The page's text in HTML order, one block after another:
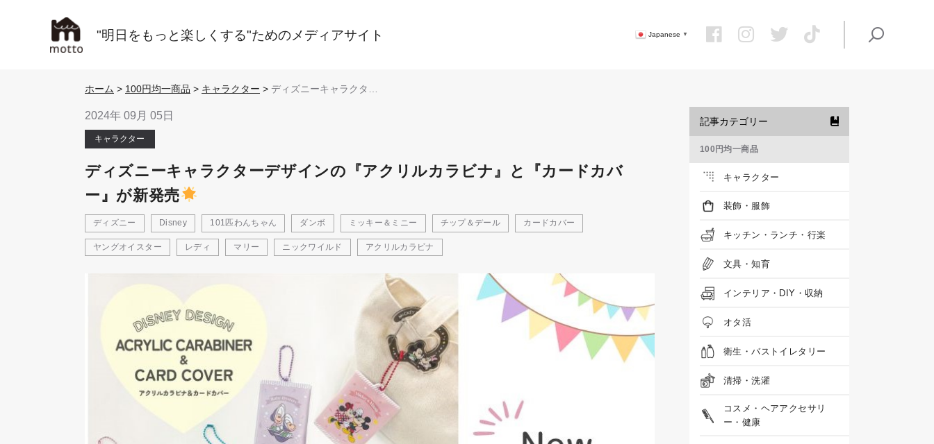
"明日をもっと楽しくする"ためのメディアサイト Japanese ▼
ホーム > 100円均一商品 > キャラクター > ディズニーキャラクター
2024年 09月 05日
キャラクター
ディズニーキャラクターデザインの『アクリルカラビナ』と『カードカバ
ー』が新発売
ディズニー Disney 101匹わんちゃん ダンボ ミッキー＆ミニー チップ＆デール カードカバー
ヤングオイスター レディ マリー ニックワイルド アクリルカラビナ
記事カテゴリー
100円均一商品
キャラクター
装飾・服飾
キッチン・ランチ・行楽
文具・知育
インテリア・DIY・収納
オタ活
衛生・バストイレタリー
清掃・洗濯
コスメ・ヘアアクセサリ
ー・健康